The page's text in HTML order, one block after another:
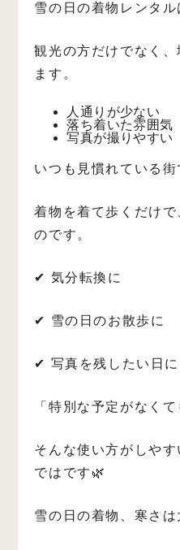
雪の日の着物レンタル
観光の方だけでなく
ます。
人通りが少ない
落ち着いた雰囲気
写真が撮りやすい
いつも見慣れている街
着物を着て歩くだけ
のです。
✔ 気分転換に
✔ 雪の日のお散歩に
✔ 写真を残したい日に
「特別な予定がなく
そんな使い方がしや
ではです🌿
雪の日の着物、寒さは